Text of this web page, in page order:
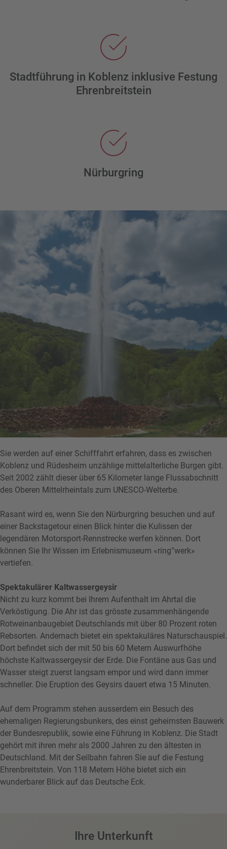
Stadtführung in Koblenz inklusive Festung
Ehrenbreitstein
Nürburgring
Sie werden auf einer Schifffahrt erfahren, dass es zwischen
Koblenz und Rüdesheim unzählige mittelalterliche Burgen gibt.
Seit 2002 zählt dieser über 65 Kilometer lange Flussabschnitt
des Oberen Mittelrheintals zum UNESCO-Welterbe.
Rasant wird es, wenn Sie den Nürburgring besuchen und auf
einer Backstagetour einen Blick hinter die Kulissen der
legendären Motorsport-Rennstrecke werfen können. Dort
können Sie Ihr Wissen im Erlebnismuseum «ring°werk»
vertiefen.
Spektakulärer Kaltwassergeysir
Nicht zu kurz kommt bei Ihrem Aufenthalt im Ahrtal die
Verköstigung. Die Ahr ist das grösste zusammenhängende
Rotweinanbaugebiet Deutschlands mit über 80 Prozent roten
Rebsorten. Andernach bietet ein spektakuläres Naturschauspiel.
Dort befindet sich der mit 50 bis 60 Metern Auswurfhöhe
höchste Kaltwassergeysir der Erde. Die Fontäne aus Gas und
Wasser steigt zuerst langsam empor und wird dann immer
schneller. Die Eruption des Geysirs dauert etwa 15 Minuten.
Auf dem Programm stehen ausserdem ein Besuch des
ehemaligen Regierungsbunkers, des einst geheimsten Bauwerk
der Bundesrepublik, sowie eine Führung in Koblenz. Die Stadt
gehört mit ihren mehr als 2000 Jahren zu den ältesten in
Deutschland. Mit der Seilbahn fahren Sie auf die Festung
Ehrenbreitstein. Von 118 Metern Höhe bietet sich ein
wunderbarer Blick auf das Deutsche Eck.
Ihre Unterkunft